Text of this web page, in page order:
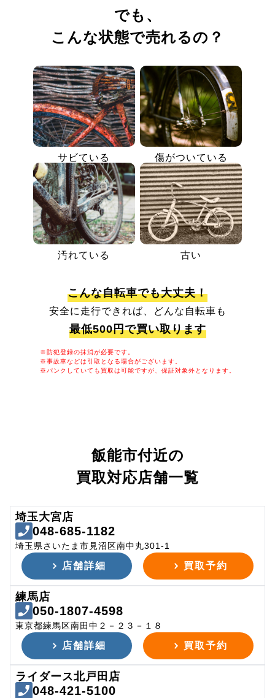
でも、
こんな状態で売れるの？
サビている 傷がついている
汚れている 古い
こんな自転車でも大丈夫！
安全に走行できれば、どんな自転車も
最低500円で買い取ります
※防犯登録の抹消が必要です。
※事故車などは引取となる場合がございます。
※パンクしていても買取は可能ですが、保証対象外となります。
飯能市付近の
買取対応店舗一覧
埼玉大宮店
048-685-1182
埼玉県さいたま市見沼区南中丸301-1
店舗詳細 買取予約
練馬店
050-1807-4598
東京都練馬区南田中２－２３－１８
店舗詳細 買取予約
ライダース北戸田店
048-421-5100